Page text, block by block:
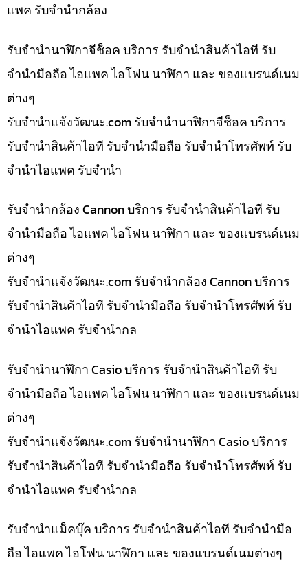
แพค รับจำนำกล้อง
รับจำนำนาฬิกาจีช็อค บริการ รับจำนำสินค้าไอที รับ
จำนำมือถือ ไอแพค ไอโฟน นาฬิกา และ ของแบรนด์เนม
ต่างๆ
รับจํานําแจ้งวัฒนะ.com รับจำนำนาฬิกาจีช็อค บริการ
รับจำนำสินค้าไอที รับจำนำมือถือ รับจำนำโทรศัพท์ รับ
จำนำไอแพค รับจำนำ
รับจำนำกล้อง Cannon บริการ รับจำนำสินค้าไอที รับ
จำนำมือถือ ไอแพค ไอโฟน นาฬิกา และ ของแบรนด์เนม
ต่างๆ
รับจํานําแจ้งวัฒนะ.com รับจำนำกล้อง Cannon บริการ
รับจำนำสินค้าไอที รับจำนำมือถือ รับจำนำโทรศัพท์ รับ
จำนำไอแพค รับจำนำกล
รับจำนำนาฬิกา Casio บริการ รับจำนำสินค้าไอที รับ
จำนำมือถือ ไอแพค ไอโฟน นาฬิกา และ ของแบรนด์เนม
ต่างๆ
รับจํานําแจ้งวัฒนะ.com รับจำนำนาฬิกา Casio บริการ
รับจำนำสินค้าไอที รับจำนำมือถือ รับจำนำโทรศัพท์ รับ
จำนำไอแพค รับจำนำกล
รับจำนำแม็คบุ๊ค บริการ รับจำนำสินค้าไอที รับจำนำมือ
ถือ ไอแพค ไอโฟน นาฬิกา และ ของแบรนด์เนมต่างๆ